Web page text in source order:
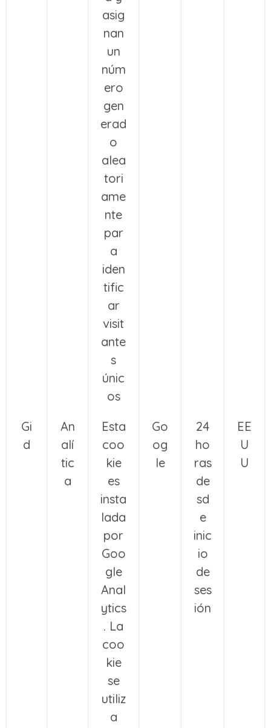
asig
nan
un
núm
ero
gen
erad
o
alea
tori
ame
nte
par
a
iden
tific
ar
visit
ante
s
únic
os
Gi
d
An
alí
tic
a
Esta
coo
kie
es
insta
lada
por
Goo
gle
Anal
ytics
. La
coo
kie
se
utiliz
a
Go
og
le
24
ho
ras
de
sd
e
inic
io
de
ses
ión
EE
U
U